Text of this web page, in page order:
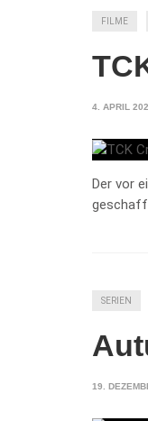
FILME
4. APRIL
Der vor
SERIEN
19.